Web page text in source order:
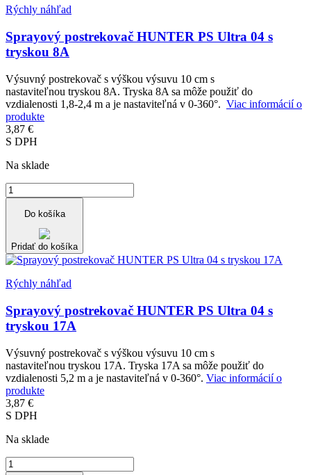
Rýchly náhľad
Sprayový postrekovač HUNTER PS Ultra 04 s
tryskou 8A
Výsuvný postrekovač s výškou výsuvu 10 cm s
nastaviteľnou tryskou 8A. Tryska 8A sa môže použiť do
vzdialenosti 1,8-2,4 m a je nastaviteľná v 0-360°. Viac informácií o
produkte
3,87 €
S DPH
Na sklade
Do košíka
Pridať do košíka
Rýchly náhľad
Sprayový postrekovač HUNTER PS Ultra 04 s
tryskou 17A
Výsuvný postrekovač s výškou výsuvu 10 cm s
nastaviteľnou tryskou 17A. Tryska 17A sa môže použiť do
vzdialenosti 5,2 m a je nastaviteľná v 0-360°. Viac informácií o
produkte
3,87 €
S DPH
Na sklade